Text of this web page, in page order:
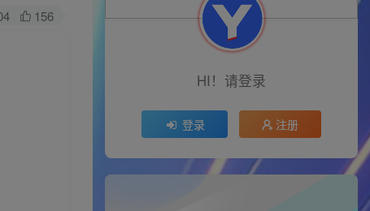
156
HI！请登录
登录 注册